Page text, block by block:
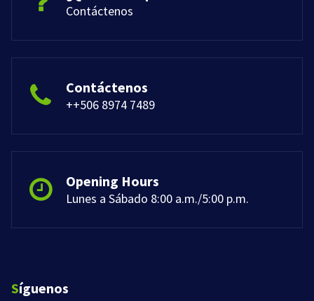
Contáctenos
Contáctenos
++506 8974 7489
Opening Hours
Lunes a Sábado 8:00 a.m./5:00 p.m.
Síguenos